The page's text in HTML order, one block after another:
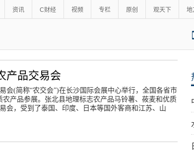
资讯 C财经 视频 专栏 原创 观天下 地
产品交易会
会(简称“农交会”)在长沙国际会展中心举行，全国各省市
产品参展。张北县地理标志农产品马铃薯、莜麦和优质
会，受到了泰国、印度、日本等国外客商和江苏、山